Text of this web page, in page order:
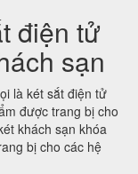
điện tử
sạn
là két sắt điện tử
được trang bị cho
khách sạn khóa
bị cho các hệ